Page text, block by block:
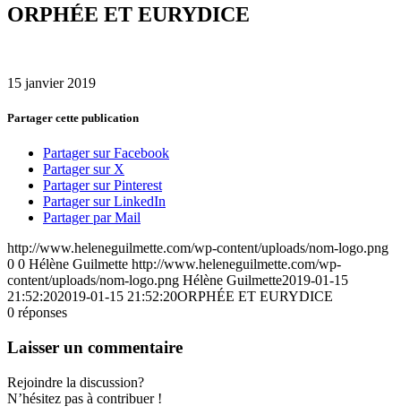
ORPHÉE ET EURYDICE
15 janvier 2019
Partager cette publication
Partager sur Facebook
Partager sur X
Partager sur Pinterest
Partager sur LinkedIn
Partager par Mail
http://www.heleneguilmette.com/wp-content/uploads/nom-logo.png
0 0 Hélène Guilmette http://www.heleneguilmette.com/wp-
content/uploads/nom-logo.png Hélène Guilmette2019-01-15
21:52:202019-01-15 21:52:20ORPHÉE ET EURYDICE
0 réponses
Laisser un commentaire
Rejoindre la discussion?
N’hésitez pas à contribuer !